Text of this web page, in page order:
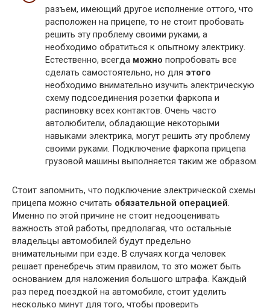
разъем, имеющий другое исполнение оттого, что
расположен на прицепе, то не стоит пробовать
решить эту проблему своими руками, а
необходимо обратиться к опытному электрику.
Естественно, всегда можно попробовать все
сделать самостоятельно, но для этого
необходимо внимательно изучить электрическую
схему подсоединения розетки фаркопа и
распиновку всех контактов. Очень часто
автолюбители, обладающие некоторыми
навыками электрика, могут решить эту проблему
своими руками. Подключение фаркопа прицепа
грузовой машины выполняется таким же образом.
Стоит запомнить, что подключение электрической схемы
прицепа можно считать обязательной операцией.
Именно по этой причине не стоит недооценивать
важность этой работы, предполагая, что остальные
владельцы автомобилей будут предельно
внимательными при езде. В случаях когда человек
решает пренебречь этим правилом, то это может быть
основанием для наложения большого штрафа. Каждый
раз перед поездкой на автомобиле, стоит уделить
несколько минут для того, чтобы проверить